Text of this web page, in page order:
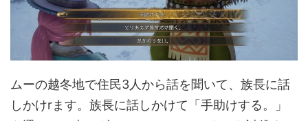
ムーの越冬地で住民3人から話を聞いて、族長に話
しかけrます。族長に話しかけて「手助けする。」